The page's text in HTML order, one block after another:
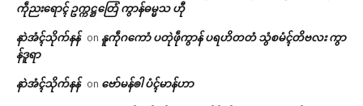
ကဵုညးရောၚ် ဥက္ကဋ္ဌတြေံ ကွာန်ဓမ္မသ ဟီု
နာဲအံၚ်သိုက်နန် on နူကဵုဂကောံ ပတုဲဖဵုကွာန် ပရဟိတတံ သွံစမံၚ်တိဗလး ကွာ
န်ဒူရာ
နာဲအံၚ်သိုက်နန် on ဗော်မန်ၜါ ပံၚ်မာန်ဟာ